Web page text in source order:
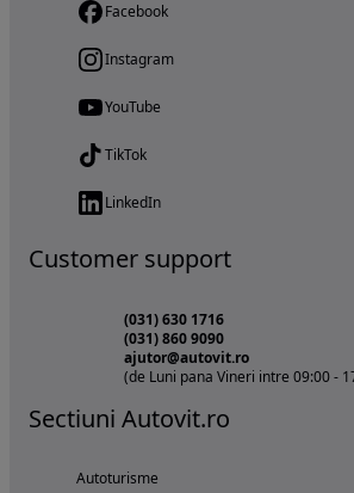
Facebook
Instagram
YouTube
TikTok
LinkedIn
Customer support
(031) 630 1716
(031) 860 9090
ajutor@autovit.ro
(de Luni pana Vineri intre 09:00 -
Sectiuni Autovit.ro
Autoturisme